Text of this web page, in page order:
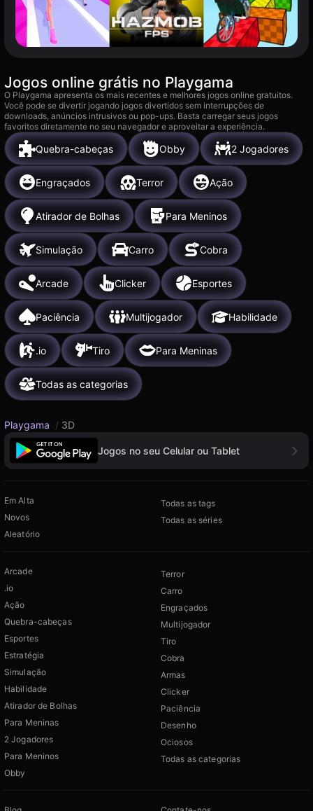
Jogos online grátis no Playgama
O Playgama apresenta os mais recentes e melhores jogos online gratuitos.
Você pode se divertir jogando jogos divertidos sem interrupções de
downloads, anúncios intrusivos ou pop-ups. Basta carregar seus jogos
favoritos diretamente no seu navegador e aproveitar a experiência.
Quebra-cabeças Obby 2 Jogadores
Engraçados Terror Ação
Atirador de Bolhas Para Meninos
Simulação Carro Cobra
Arcade Clicker Esportes
Paciência Multijogador Habilidade
.io Tiro Para Meninas
Todas as categorias
Playgama / 3D
Jogos no seu Celular ou Tablet
Em Alta
Novos
Aleatório
Todas as tags
Todas as séries
Arcade
.io
Ação
Quebra-cabeças
Esportes
Estratégia
Simulação
Habilidade
Atirador de Bolhas
Para Meninas
2 Jogadores
Para Meninos
Obby
Terror
Carro
Engraçados
Multijogador
Tiro
Cobra
Armas
Clicker
Paciência
Desenho
Ociosos
Todas as categorias